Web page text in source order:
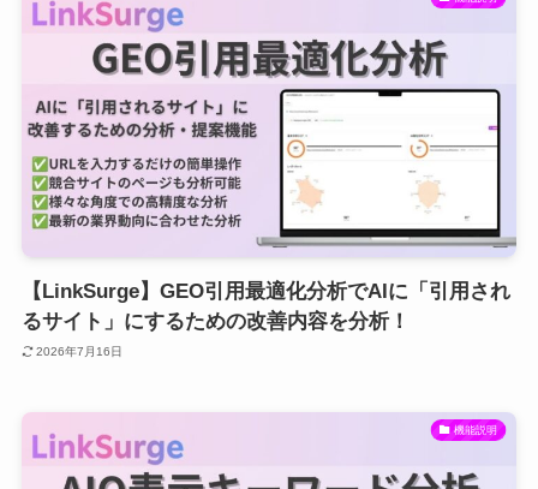
【LinkSurge】GEO引用最適化分析でAIに「引用され
るサイト」にするための改善内容を分析！
2026年7月16日
機能説明